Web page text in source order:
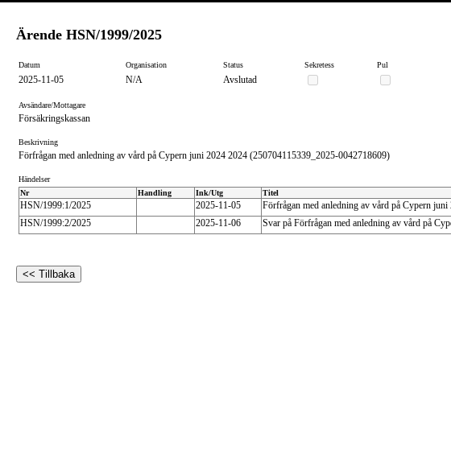
Ärende HSN/1999/2025
Datum Organisation Status Sekretess Pul
2025-11-05 N/A Avslutad
Avsändare/Mottagare
Försäkringskassan
Beskrivning
Förfrågan med anledning av vård på Cypern juni 2024 2024 (250704115339_2025-0042718609)
Händelser
Nr
Handling Ink/Utg Titel
HSN/1999:1/2025 2025-11-05 Förfrågan med anledning av vård på Cypern
HSN/1999:2/2025
2025-11-06 Svar på Förfrågan med anledning av vård på